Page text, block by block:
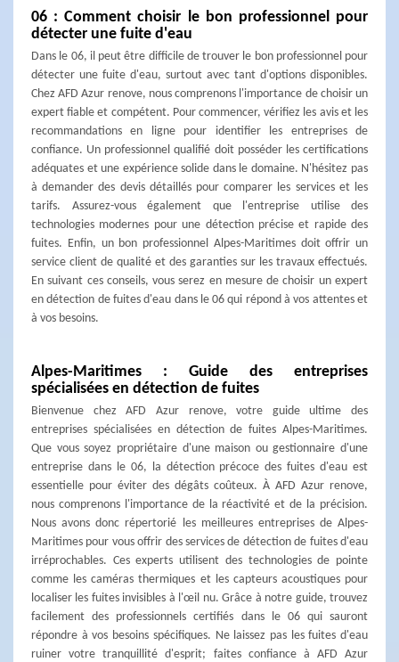
06 : Comment choisir le bon professionnel pour
détecter une fuite d'eau
Dans le 06, il peut être difficile de trouver le bon professionnel pour
détecter une fuite d'eau, surtout avec tant d'options disponibles.
Chez AFD Azur renove, nous comprenons l'importance de choisir un
expert fiable et compétent. Pour commencer, vérifiez les avis et les
recommandations en ligne pour identifier les entreprises de
confiance. Un professionnel qualifié doit posséder les certifications
adéquates et une expérience solide dans le domaine. N'hésitez pas
à demander des devis détaillés pour comparer les services et les
tarifs. Assurez-vous également que l'entreprise utilise des
technologies modernes pour une détection précise et rapide des
fuites. Enfin, un bon professionnel Alpes-Maritimes doit offrir un
service client de qualité et des garanties sur les travaux effectués.
En suivant ces conseils, vous serez en mesure de choisir un expert
en détection de fuites d'eau dans le 06 qui répond à vos attentes et
à vos besoins.
Alpes-Maritimes : Guide des entreprises
spécialisées en détection de fuites
Bienvenue chez AFD Azur renove, votre guide ultime des
entreprises spécialisées en détection de fuites Alpes-Maritimes.
Que vous soyez propriétaire d'une maison ou gestionnaire d'une
entreprise dans le 06, la détection précoce des fuites d'eau est
essentielle pour éviter des dégâts coûteux. À AFD Azur renove,
nous comprenons l'importance de la réactivité et de la précision.
Nous avons donc répertorié les meilleures entreprises de Alpes-
Maritimes pour vous offrir des services de détection de fuites d'eau
irréprochables. Ces experts utilisent des technologies de pointe
comme les caméras thermiques et les capteurs acoustiques pour
localiser les fuites invisibles à l'œil nu. Grâce à notre guide, trouvez
facilement des professionnels certifiés dans le 06 qui sauront
répondre à vos besoins spécifiques. Ne laissez pas les fuites d'eau
ruiner votre tranquillité d'esprit; faites confiance à AFD Azur